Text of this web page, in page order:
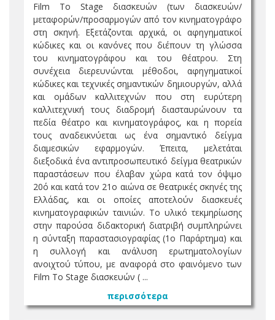
Film To Stage διασκευών (των διασκευών/
μεταφορών/προσαρμογών από τον κινηματογράφο
στη σκηνή. Εξετάζονται αρχικά, οι αφηγηματικοί
κώδικες και οι κανόνες που διέπουν τη γλώσσα
του κινηματογράφου και του θέατρου. Στη
συνέχεια διερευνώνται μέθοδοι, αφηγηματικοί
κώδικες και τεχνικές σημαντικών δημιουργών, αλλά
και ομάδων καλλιτεχνών που στη ευρύτερη
καλλιτεχνική τους διαδρομή διασταυρώνουν τα
πεδία θέατρο και κινηματογράφος, και η πορεία
τους αναδεικνύεται ως ένα σημαντικό δείγμα
διαμεσικών εφαρμογών. Έπειτα, μελετάται
διεξοδικά ένα αντιπροσωπευτικό δείγμα θεατρικών
παραστάσεων που έλαβαν χώρα κατά τον όψιμο
20ό και κατά τον 21ο αιώνα σε θεατρικές σκηνές της
Ελλάδας, και οι οποίες αποτελούν διασκευές
κινηματογραφικών ταινιών. Το υλικό τεκμηρίωσης
στην παρούσα διδακτορική διατριβή συμπληρώνει
η σύνταξη παραστασιογραφίας (1ο Παράρτημα) και
η συλλογή και ανάλυση ερωτηματολογίων
ανοιχτού τύπου, με αναφορά στο φαινόμενο των
Film To Stage διασκευών ( ...
περισσότερα